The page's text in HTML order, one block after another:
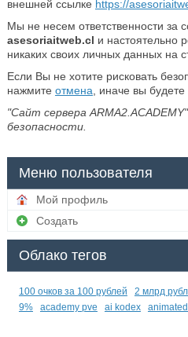
внешней ссылке https://
Мы не несем ответственности за
asesoriaitweb.cl и настоятельно
никаких своих личных данных на
Если Вы не хотите рисковать
нажмите отмена , иначе вы
"Сайт сервера
безопасности.
Меню пользователя
Мой профиль
Создать
Облако тегов
100 очков за 100 рублей 2 млрд
9%
academy pve ai kodex